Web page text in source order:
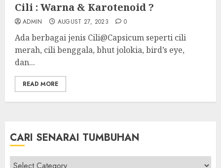
Cili : Warna & Karotenoid ?
ADMIN AUGUST 27, 2023 0
Ada berbagai jenis Cili@Capsicum seperti cili
merah, cili benggala, bhut jolokia, bird’s eye,
dan...
READ MORE
CARI SENARAI TUMBUHAN
Cari